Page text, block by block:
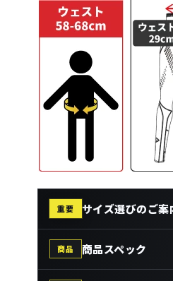
重要 サイズ選びのご案
商品 商品スペック